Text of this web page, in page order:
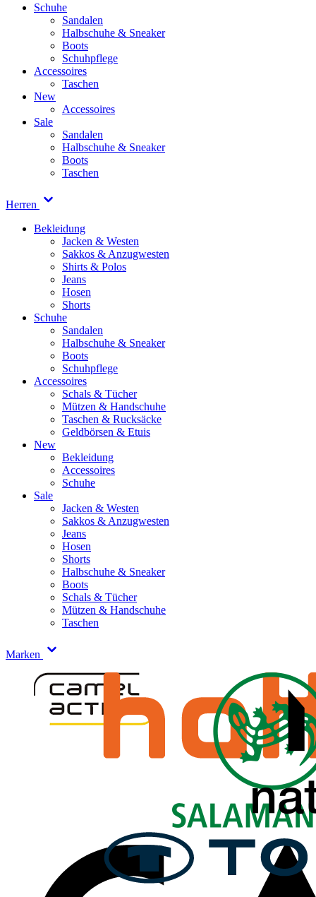
Schuhe
Sandalen
Halbschuhe & Sneaker
Boots
Schuhpflege
Accessoires
Taschen
New
Accessoires
Sale
Sandalen
Halbschuhe & Sneaker
Boots
Taschen
Herren
Bekleidung
Jacken & Westen
Sakkos & Anzugwesten
Shirts & Polos
Jeans
Hosen
Shorts
Schuhe
Sandalen
Halbschuhe & Sneaker
Boots
Schuhpflege
Accessoires
Schals & Tücher
Mützen & Handschuhe
Taschen & Rucksäcke
Geldbörsen & Etuis
New
Bekleidung
Accessoires
Schuhe
Sale
Jacken & Westen
Sakkos & Anzugwesten
Jeans
Hosen
Shorts
Halbschuhe & Sneaker
Boots
Schals & Tücher
Mützen & Handschuhe
Taschen
Marken